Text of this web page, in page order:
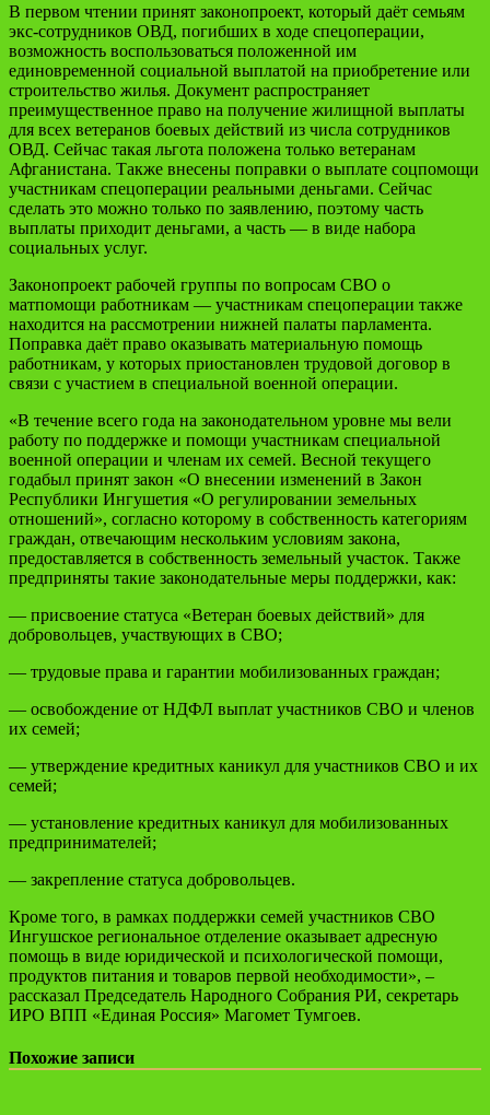
В первом чтении принят законопроект, который даёт семьям
экс-сотрудников ОВД, погибших в ходе спецоперации,
возможность воспользоваться положенной им
единовременной социальной выплатой на приобретение или
строительство жилья. Документ распространяет
преимущественное право на получение жилищной выплаты
для всех ветеранов боевых действий из числа сотрудников
ОВД. Сейчас такая льгота положена только ветеранам
Афганистана. Также внесены поправки о выплате соцпомощи
участникам спецоперации реальными деньгами. Сейчас
сделать это можно только по заявлению, поэтому часть
выплаты приходит деньгами, а часть — в виде набора
социальных услуг.
Законопроект рабочей группы по вопросам СВО о
матпомощи работникам — участникам спецоперации также
находится на рассмотрении нижней палаты парламента.
Поправка даёт право оказывать материальную помощь
работникам, у которых приостановлен трудовой договор в
связи с участием в специальной военной операции.
«В течение всего года на законодательном уровне мы вели
работу по поддержке и помощи участникам специальной
военной операции и членам их семей. Весной текущего
годабыл принят закон «О внесении изменений в Закон
Республики Ингушетия «О регулировании земельных
отношений», согласно которому в собственность категориям
граждан, отвечающим нескольким условиям закона,
предоставляется в собственность земельный участок. Также
предприняты такие законодательные меры поддержки, как:
— присвоение статуса «Ветеран боевых действий» для
добровольцев, участвующих в СВО;
— трудовые права и гарантии мобилизованных граждан;
— освобождение от НДФЛ выплат участников СВО и членов
их семей;
— утверждение кредитных каникул для участников СВО и их
семей;
— установление кредитных каникул для мобилизованных
предпринимателей;
— закрепление статуса добровольцев.
Кроме того, в рамках поддержки семей участников СВО
Ингушское региональное отделение оказывает адресную
помощь в виде юридической и психологической помощи,
продуктов питания и товаров первой необходимости», –
рассказал Председатель Народного Собрания РИ, секретарь
ИРО ВПП «Единая Россия» Магомет Тумгоев.
Похожие записи